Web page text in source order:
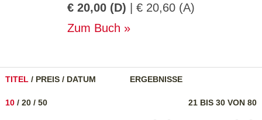
€ 20,00 (D) | € 20,60 (A)
Zum Buch
TITEL / PREIS / DATUM ERGEBNISSE
21 BIS 30 VON 80
10 / 20 / 50